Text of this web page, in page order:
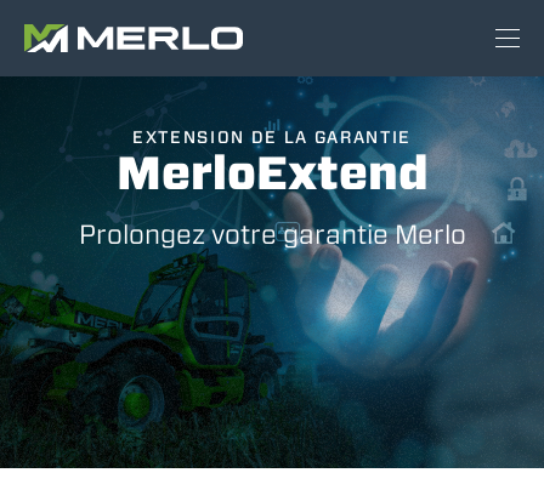
EXTENSION DE LA GARANTIE
MerloExtend
Prolongez votre garantie Merlo